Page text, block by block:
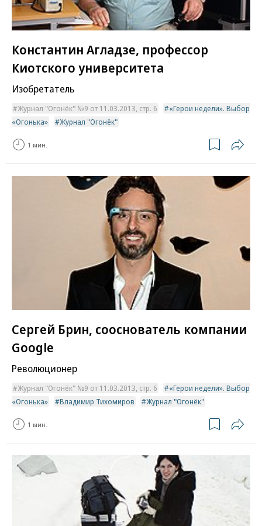
Константин Агладзе, профессор
Киотского университета
Изобретатель
Журнал "Огонёк" №9 от 11.03.2013, стр. 6
«Герои недели». Выбор
«Огонька»
Журнал "Огонёк"
1 мин.
Сергей Брин, сооснователь компании
Google
Революционер
Журнал "Огонёк" №9 от 11.03.2013, стр. 6
«Герои недели». Выбор
«Огонька»
Владимир Тихомиров Журнал "Огонёк"
1 мин.